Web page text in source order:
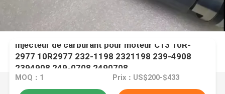
Injecteur de carburant pour moteur C13 10R-
2977 10R2977 232-1198 2321198 239-4908
2394908 249-0708 2490708
MOQ：1 Prix：US$200-$433